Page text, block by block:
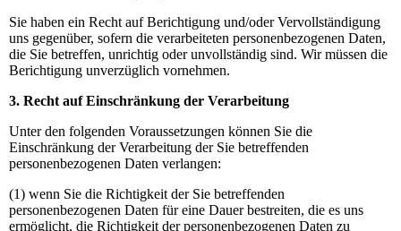
Sie haben ein Recht auf Berichtigung und/oder Vervollständigung
uns gegenüber, sofern die verarbeiteten personenbezogenen Daten,
die Sie betreffen, unrichtig oder unvollständig sind. Wir müssen die
Berichtigung unverzüglich vornehmen.
3. Recht auf Einschränkung der Verarbeitung
Unter den folgenden Voraussetzungen können Sie die
Einschränkung der Verarbeitung der Sie betreffenden
personenbezogenen Daten verlangen:
(1) wenn Sie die Richtigkeit der Sie betreffenden
personenbezogenen Daten für eine Dauer bestreiten, die es uns
ermöglicht, die Richtigkeit der personenbezogenen Daten zu